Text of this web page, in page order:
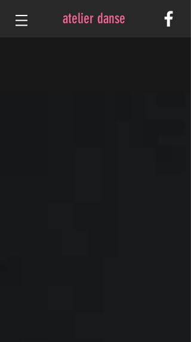
atelier danse